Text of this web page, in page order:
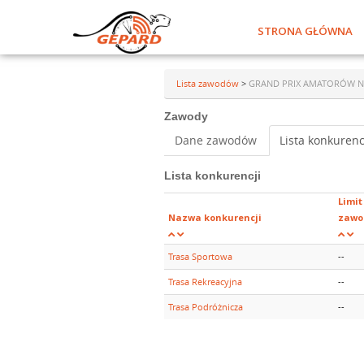
STRONA GŁÓWNA
Lista zawodów > GRAND PRIX AMATORÓW
Zawody
Dane zawodów Lista
Lista konkurencji
Nazwa konkurencji
Limit
Trasa Sportowa --
Trasa Rekreacyjna --
Trasa Podróżnicza --